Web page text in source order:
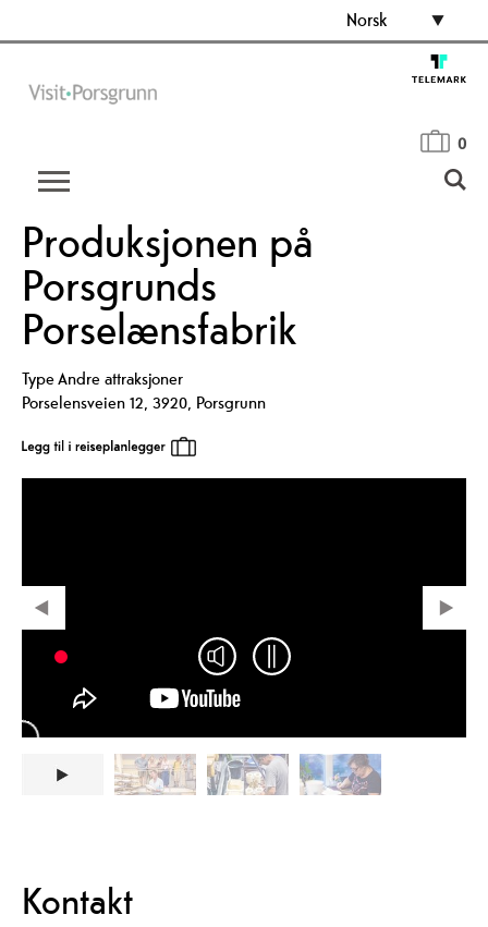
Norsk
0
Produksjonen på
Porsgrunds
Porselænsfabrik
TypeAndre attraksjoner
Porselensveien 12, 3920, Porsgrunn
Kontakt